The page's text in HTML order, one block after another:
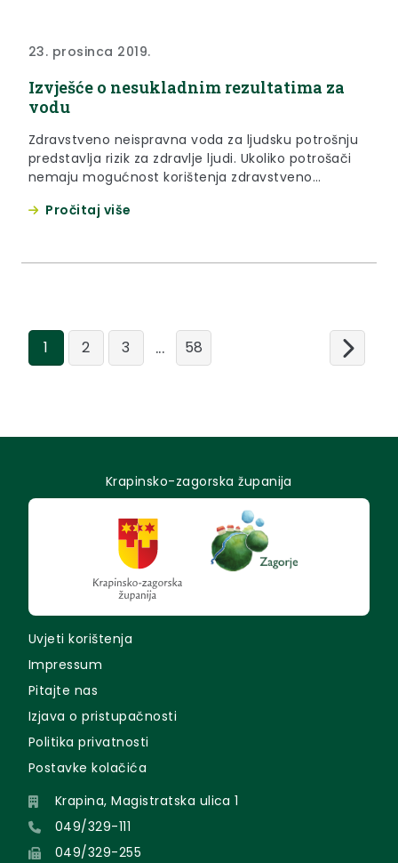
23. prosinca 2019.
Izvješće o nesukladnim rezultatima za
vodu
Zdravstveno neispravna voda za ljudsku potrošnju
predstavlja rizik za zdravlje ljudi. Ukoliko potrošači
nemaju mogućnost korištenja zdravstveno
preporuča se mjera prokuhavanja vode prije
Pročitaj više
1 2 3 ... 58
Krapinsko-zagorska županija
Uvjeti korištenja
Impressum
Pitajte nas
Izjava o pristupačnosti
Politika privatnosti
Postavke kolačića
Krapina, Magistratska ulica 1
049/329-111
049/329-255